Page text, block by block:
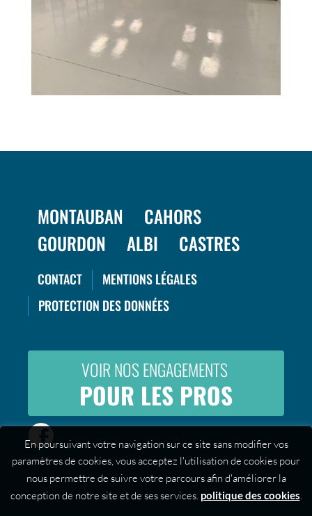
MONTAUBAN
CAHORS
GOURDON
ALBI CASTRES
CONTACT
MENTIONS LÉGALES
PROTECTION DES DONNÉES
VOIR NOS ENGAGEMENTS
POUR LES PROS
En poursuivant votre navigation sur ce site sans modifier vos
paramètres de cookies, vous acceptez l'utilisation de cookies pour
nous permettre de suivre votre parcours afin d'améliorer la
conception de notre site et de ses services. politique des cookies.